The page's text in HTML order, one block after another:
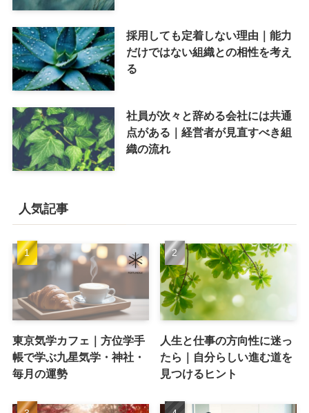
採用しても定着しない理由｜能力
だけではない組織との相性を考え
る
社員が次々と辞める会社には共通
点がある｜経営者が見直すべき組
織の流れ
人気記事
東京気学カフェ｜方位学手
帳で学ぶ九星気学・神社・
毎月の運勢
人生と仕事の方向性に迷っ
たら｜自分らしい進む道を
見つけるヒント